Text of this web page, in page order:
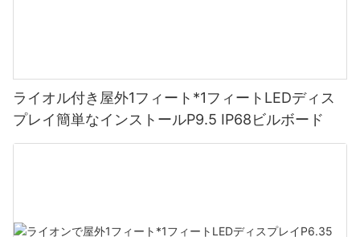
ライオル付き屋外1フィート*1フィートLEDディス
プレイ簡単なインストールP9.5 IP68ビルボード